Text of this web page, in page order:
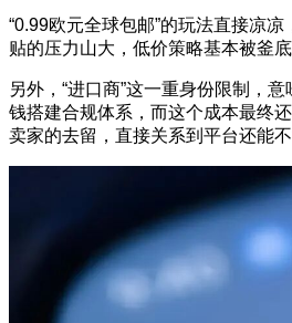
“0.99欧元全球包邮”的玩法直接凉
贴的压力山大，低价策略基本被釜底
另外，“进口商”这一重身份限制，
钱搭建合规体系，而这个成本最终
卖家的去留，直接关系到平台还能不